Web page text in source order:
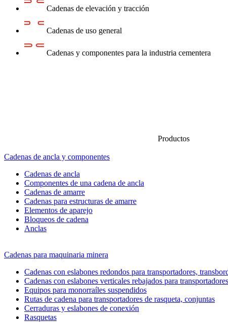
Cadenas de elevación y tracción
Cadenas de uso general
Cadenas y componentes para la industria cementera
Productos
Cadenas de ancla y componentes
Cadenas de ancla
Componentes de una cadena de ancla
Cadenas de amarre
Cadenas para estructuras de amarre
Elementos de aparejo
Bloqueos de cadena
Anclas
Cadenas para maquinaria minera
Cadenas con eslabones redondos para transportadores,
Cadenas con eslabones verticales rebajados para
Equipos para monorraíles suspendidos
Rutas de cadena para transportadores de rasqueta, conjuntas
Cerraduras y eslabones de conexión
Rasquetas